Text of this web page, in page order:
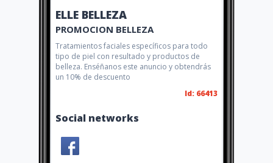
ELLE BELLEZA
PROMOCION BELLEZA
Tratamientos faciales específicos para todo
tipo de piel con resultado y productos de
belleza. Enséñanos este anuncio y obtendrás
un 10% de descuento
Id: 66413
Social networks